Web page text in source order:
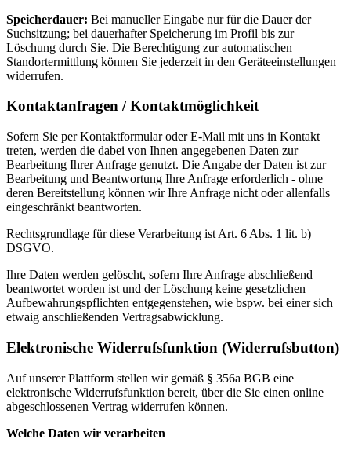
Speicherdauer: Bei manueller Eingabe nur für die Dauer der
Suchsitzung; bei dauerhafter Speicherung im Profil bis zur
Löschung durch Sie. Die Berechtigung zur automatischen
Standortermittlung können Sie jederzeit in den Geräteeinstellungen
widerrufen.
Kontaktanfragen / Kontaktmöglichkeit
Sofern Sie per Kontaktformular oder E-Mail mit uns in Kontakt
treten, werden die dabei von Ihnen angegebenen Daten zur
Bearbeitung Ihrer Anfrage genutzt. Die Angabe der Daten ist zur
Bearbeitung und Beantwortung Ihre Anfrage erforderlich - ohne
deren Bereitstellung können wir Ihre Anfrage nicht oder allenfalls
eingeschränkt beantworten.
Rechtsgrundlage für diese Verarbeitung ist Art. 6 Abs. 1 lit. b)
DSGVO.
Ihre Daten werden gelöscht, sofern Ihre Anfrage abschließend
beantwortet worden ist und der Löschung keine gesetzlichen
Aufbewahrungspflichten entgegenstehen, wie bspw. bei einer sich
etwaig anschließenden Vertragsabwicklung.
Elektronische Widerrufsfunktion (Widerrufsbutton)
Auf unserer Plattform stellen wir gemäß § 356a BGB eine
elektronische Widerrufsfunktion bereit, über die Sie einen online
abgeschlossenen Vertrag widerrufen können.
Welche Daten wir verarbeiten